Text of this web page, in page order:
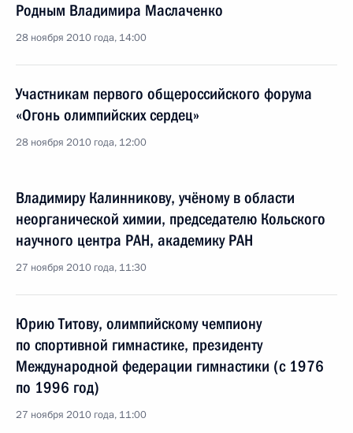
Родным Владимира Маслаченко
28 ноября 2010 года, 14:00
Участникам первого общероссийского форума
«Огонь олимпийских сердец»
28 ноября 2010 года, 12:00
Владимиру Калинникову, учёному в области
неорганической химии, председателю Кольского
научного центра РАН, академику РАН
27 ноября 2010 года, 11:30
Юрию Титову, олимпийскому чемпиону
по спортивной гимнастике, президенту
Международной федерации гимнастики (с 1976
по 1996 год)
27 ноября 2010 года, 11:00